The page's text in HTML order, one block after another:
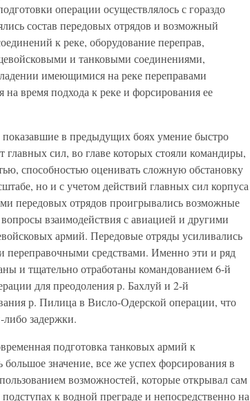
операции осуществлялось с гораздо
состав передовых отрядов и возможный
к реке, оборудование переправ,
и танковыми соединениями,
имеющимися на реке переправами
время подхода к реке и форсирования ее
в предыдущих боях умение быстро
главных сил, во главе которых стояли командиры,
способностью оценивать сложную обстановку
но и с учетом действий главных сил корпуса
передовых отрядов проигрывались возможные
взаимодействия с авиацией и другими
армий. Передовые отряды усиливались
средствами. Именно эти и ряд
и тщательно отработаны командованием 6-й
для преодоления р. Бахлуй и 2-й
р. Пилица в Висло-Одерской операции, что
либо задержки.
подготовка танковых армий к
значение, все же успех форсирования в
возможностей, которые открывал сам
к водной преграде и непосредственно на